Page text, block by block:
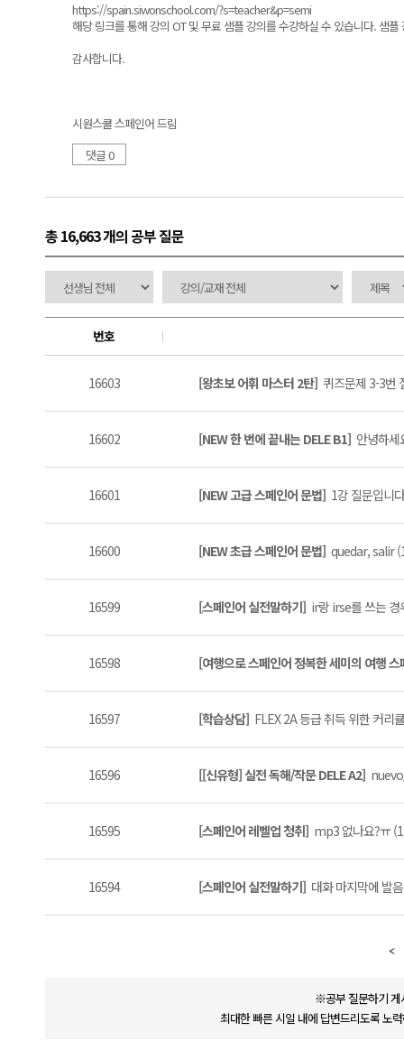
https://spain.siwonschool.com/?s=teacher&p=semi
해당 링크를 통해 강의 OT 및 무료 샘플 강의를 수강하실 수 있습니다. 샘
감사합니다.
시원스쿨 스페인어 드림
댓글 0
총 16,663 개의 공부 질문
번호
16603 [왕초보 어휘 마스터 2탄] 퀴즈문제 3-3번
16602 [NEW 한 번에 끝내는 DELE B1] 안녕하세
16601 [NEW 고급 스페인어 문법] 1강 질문입니
16600 [NEW 초급 스페인어 문법] quedar, salir
16599 [스페인어 실전말하기] ir랑 irse를 쓰는 경
16598 [여행으로 스페인어 정복한 세미의 여행
16597 [학습상담] FLEX 2A 등급 취득 위한 커리
16596 [[신유형] 실전 독해/작문 DELE A2]
16595 [스페인어 레벨업 청취] mp3 없나요?ㅠ
16594 [스페인어 실전말하기] 대화 마지막에 발
※공부 질문하기 게
최대한 빠른 시일 내에 답변드리도록 노